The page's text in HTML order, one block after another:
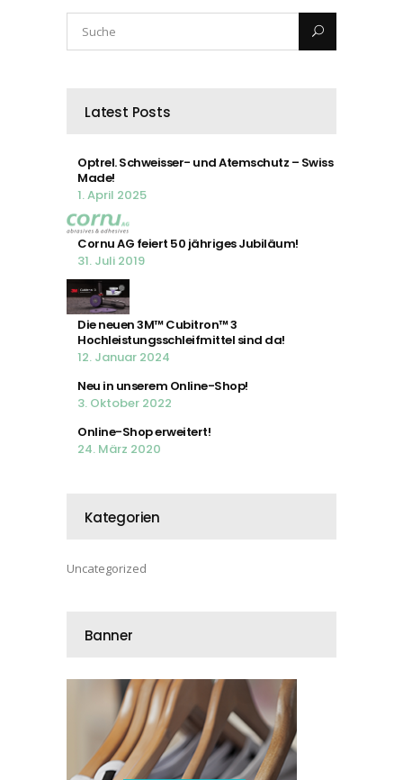
Latest Posts
Optrel. Schweisser- und Atemschutz – Swiss
Made!
1. April 2025
Cornu AG feiert 50 jähriges Jubiläum!
31. Juli 2019
Die neuen 3M™ Cubitron™ 3
Hochleistungsschleifmittel sind da!
12. Januar 2024
Neu in unserem Online-Shop!
3. Oktober 2022
Online-Shop erweitert!
24. März 2020
Kategorien
Uncategorized
Banner